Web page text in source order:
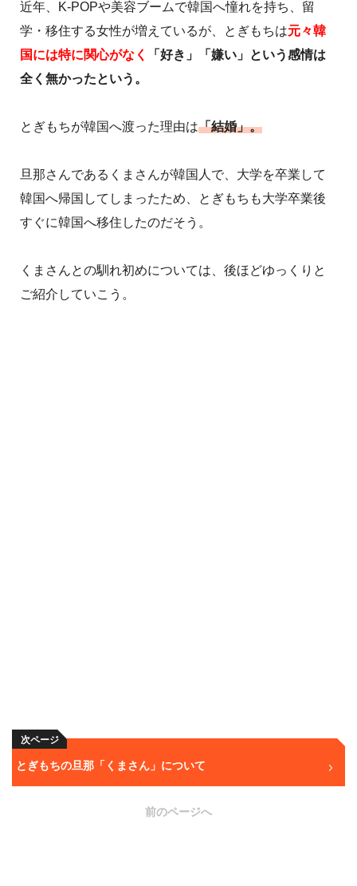
近年、K-POPや美容ブームで韓国へ憧れを持ち、留
学・移住する女性が増えているが、とぎもちは元々韓
国には特に関心がなく
「好き」「嫌い」という感情は
全く無かったという。
とぎもちが韓国へ渡った理由は「結婚」。
旦那さんであるくまさんが韓国人で、大学を卒業して
韓国へ帰国してしまったため、とぎもちも大学卒業後
すぐに韓国へ移住したのだそう。
くまさんとの馴れ初めについては、後ほどゆっくりと
ご紹介していこう。
次ページ
とぎもちの旦那「くまさん」について
前のページへ